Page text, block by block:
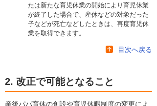
たは新たな育児休業の開始により育児休業
が終了した場合で、産休などの対象だった
子などが死亡などしたときは、再度育児休
業を取得できます。
目次へ戻る
2. 改正で可能となること
産後パパ育休の創設や育児休暇制度の変更によ